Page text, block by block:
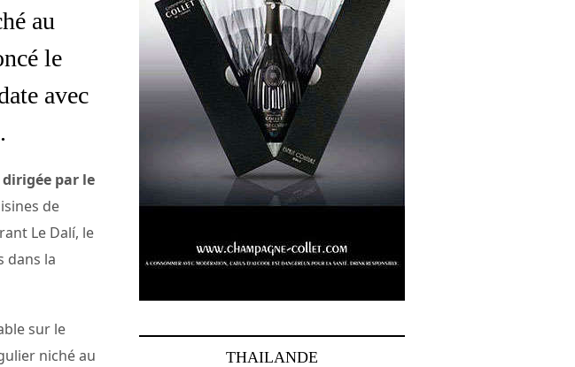
au
le
avec
par le
de
Le Dalí, le
dans la
sur le
niché au
THAILANDE